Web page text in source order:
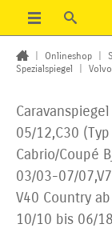
Onlineshop
Spezialspiegel
Volvo
05/12,C30
Cabrio/Coupé
03/03-07/
V40 Country
10/10 bis 06/